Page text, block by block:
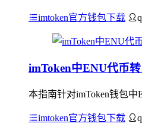
imtoken官方钱包下载
imToken中ENU代币
本指南针对imToken钱包
imtoken官方钱包下载